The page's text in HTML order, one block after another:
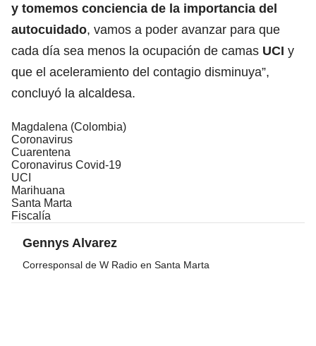
y tomemos conciencia de la importancia del
autocuidado, vamos a poder avanzar para que
cada día sea menos la ocupación de camas UCI y
que el aceleramiento del contagio disminuya”,
concluyó la alcaldesa.
Magdalena (Colombia)
Coronavirus
Cuarentena
Coronavirus Covid-19
UCI
Marihuana
Santa Marta
Fiscalía
Gennys Alvarez
Corresponsal de W Radio en Santa Marta